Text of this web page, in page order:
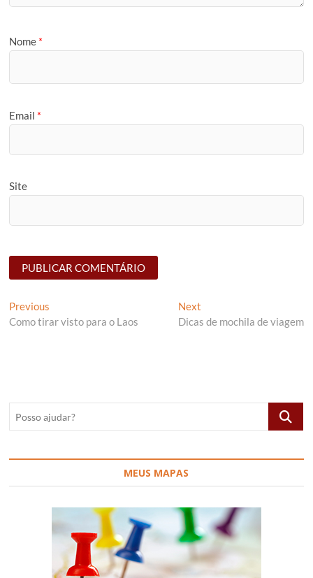
Nome *
Email *
Site
Navegação
de
Previous
post:
Como tirar visto para o Laos
NextNext
post:
Dicas de mochila de viagem
Posso
ajudar?
MEUS MAPAS